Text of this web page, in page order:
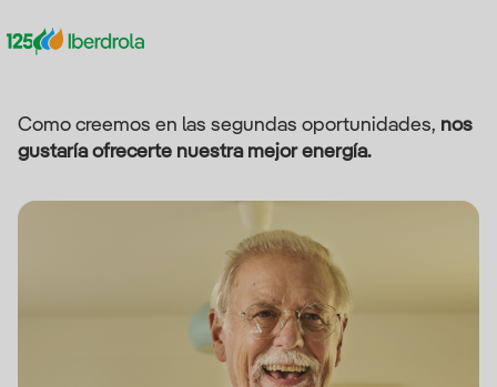
Como creemos en las segundas oportunidades, nos
gustaría ofrecerte nuestra mejor energía.